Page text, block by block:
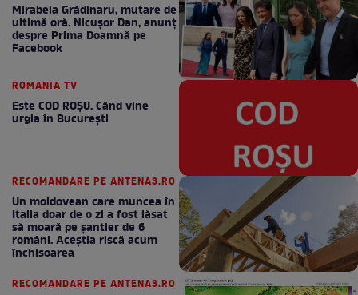
Mirabela Grădinaru, mutare de
ultimă oră. Nicuşor Dan, anunţ
despre Prima Doamnă pe
Facebook
ROMANIA TV
Este COD ROŞU. Când vine
urgia în Bucureşti
RECOMANDARE PE ANTENA3.RO
Un moldovean care muncea în
Italia doar de o zi a fost lăsat
să moară pe şantier de 6
români. Aceștia riscă acum
închisoarea
RECOMANDARE PE ANTENA3.RO